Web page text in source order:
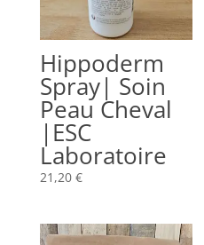
Hippoderm
Spray| Soin
Peau Cheval
|ESC
Laboratoire
21,20 €